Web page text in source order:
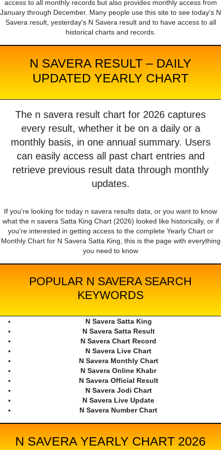
access to all monthly records but also provides monthly access from
January through December. Many people use this site to see today's N
Savera result, yesterday's N Savera result and to have access to all
historical charts and records.
N SAVERA RESULT – DAILY
UPDATED YEARLY CHART
The n savera result chart for 2026 captures
every result, whether it be on a daily or a
monthly basis, in one annual summary. Users
can easily access all past chart entries and
retrieve previous result data through monthly
updates.
If you're looking for today n savera results data, or you want to know
what the n savera Satta King Chart (2026) looked like historically, or if
you're interested in getting access to the complete Yearly Chart or
Monthly Chart for N Savera Satta King, this is the page with everything
you need to know
POPULAR N SAVERA SEARCH
KEYWORDS
N Savera Satta King
N Savera Satta Result
N Savera Chart Record
N Savera Live Chart
N Savera Monthly Chart
N Savera Online Khabr
N Savera Official Result
N Savera Jodi Chart
N Savera Live Update
N Savera Number Chart
N SAVERA YEARLY CHART 2026